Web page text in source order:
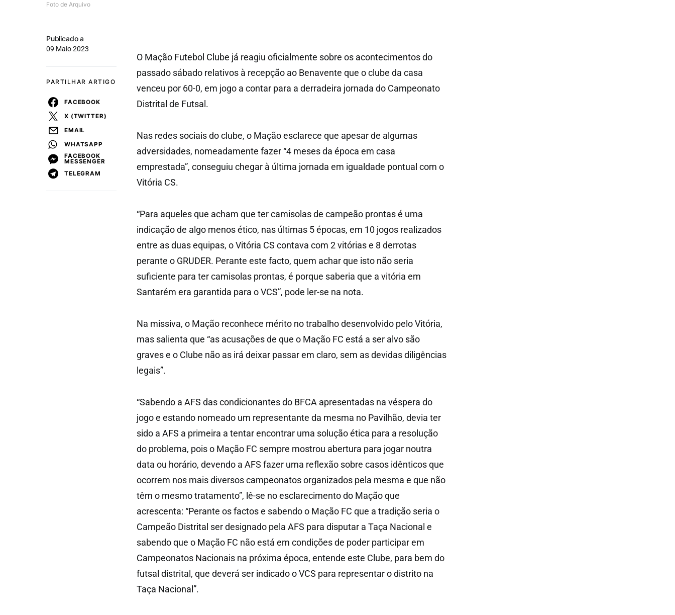
Foto de Arquivo
Publicado a
09 Maio 2023
PARTILHAR ARTIGO
FACEBOOK
X (TWITTER)
EMAIL
WHATSAPP
FACEBOOK
MESSENGER
TELEGRAM
O Mação Futebol Clube já reagiu oficialmente sobre os acontecimentos do
passado sábado relativos à recepção ao Benavente que o clube da casa
venceu por 60-0, em jogo a contar para a derradeira jornada do Campeonato
Distrital de Futsal.
Nas redes sociais do clube, o Mação esclarece que apesar de algumas
adversidades, nomeadamente fazer “4 meses da época em casa
emprestada”, conseguiu chegar à última jornada em igualdade pontual com o
Vitória CS.
“Para aqueles que acham que ter camisolas de campeão prontas é uma
indicação de algo menos ético, nas últimas 5 épocas, em 10 jogos realizados
entre as duas equipas, o Vitória CS contava com 2 vitórias e 8 derrotas
perante o GRUDER. Perante este facto, quem achar que isto não seria
suficiente para ter camisolas prontas, é porque saberia que a vitória em
Santarém era garantida para o VCS”, pode ler-se na nota.
Na missiva, o Mação reconhece mérito no trabalho desenvolvido pelo Vitória,
mas salienta que “as acusações de que o Mação FC está a ser alvo são
graves e o Clube não as irá deixar passar em claro, sem as devidas diligências
legais”.
“Sabendo a AFS das condicionantes do BFCA apresentadas na véspera do
jogo e estando nomeado um representante da mesma no Pavilhão, devia ter
sido a AFS a primeira a tentar encontrar uma solução ética para a resolução
do problema, pois o Mação FC sempre mostrou abertura para jogar noutra
data ou horário, devendo a AFS fazer uma reflexão sobre casos idênticos que
ocorrem nos mais diversos campeonatos organizados pela mesma e que não
têm o mesmo tratamento”, lê-se no esclarecimento do Mação que
acrescenta: “Perante os factos e sabendo o Mação FC que a tradição seria o
Campeão Distrital ser designado pela AFS para disputar a Taça Nacional e
sabendo que o Mação FC não está em condições de poder participar em
Campeonatos Nacionais na próxima época, entende este Clube, para bem do
futsal distrital, que deverá ser indicado o VCS para representar o distrito na
Taça Nacional”.